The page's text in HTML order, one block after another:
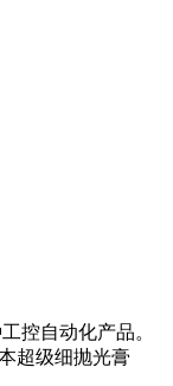
控自动化产品。
超级细抛光膏